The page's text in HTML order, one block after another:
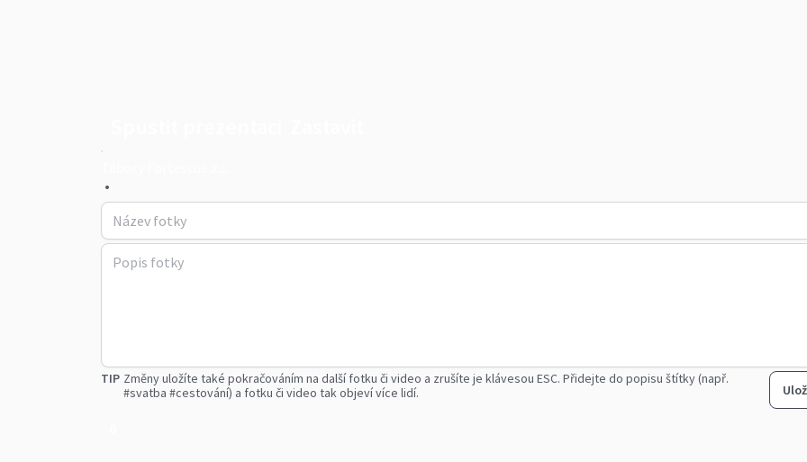
•
TIP Změny uložíte také pokračováním na další fotku či video a zrušíte je klávesou ESC. Přidejte do popisu štítky (např.
#svatba #cestování) a fotku či video tak objeví více lidí.